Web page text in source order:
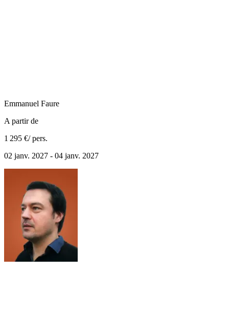
Emmanuel Faure
A partir de
1 295 €/ pers.
02 janv. 2027 - 04 janv. 2027